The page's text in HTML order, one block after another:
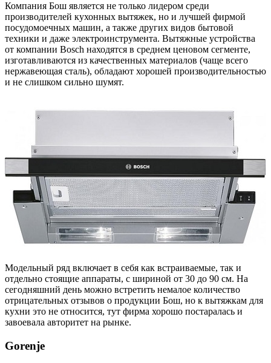
Компания Бош является не только лидером среди
производителей кухонных вытяжек, но и лучшей фирмой
посудомоечных машин, а также других видов бытовой
техники и даже электроинструмента. Вытяжные устройства
от компании Bosch находятся в среднем ценовом сегменте,
изготавливаются из качественных материалов (чаще всего
нержавеющая сталь), обладают хорошей производительностью
и не слишком сильно шумят.
Модельный ряд включает в себя как встраиваемые, так и
отдельно стоящие аппараты, с шириной от 30 до 90 см. На
сегодняшний день можно встретить немалое количество
отрицательных отзывов о продукции Бош, но к вытяжкам для
кухни это не относится, тут фирма хорошо постаралась и
завоевала авторитет на рынке.
Gorenje